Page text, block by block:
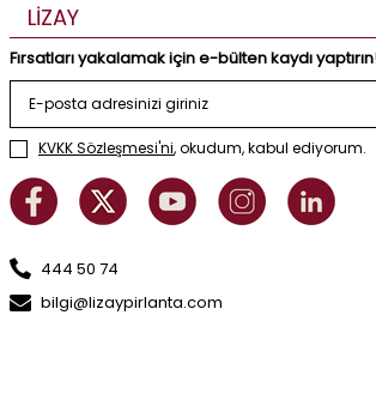
LİZAY
Fırsatları yakalamak için e-bülten kaydı
KVKK Sözleşmesi'ni, okudum, kabul ediyorum.
444 50 74
bilgi@lizaypirlanta.com